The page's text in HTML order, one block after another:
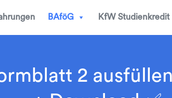
BAföG KfW Studienkredit
2 ausfüllen